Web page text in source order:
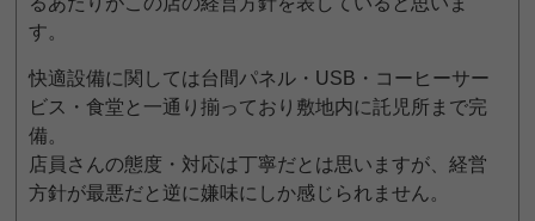
す。
快適設備に関しては台間パネル・USB・コーヒーサー
ビス・食堂と一通り揃っており敷地内に託児所まで完
備。
店員さんの態度・対応は丁寧だとは思いますが、経営
方針が最悪だと逆に嫌味にしか感じられません。